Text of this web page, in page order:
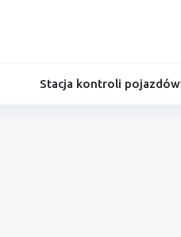
Stacja kontroli pojazdów